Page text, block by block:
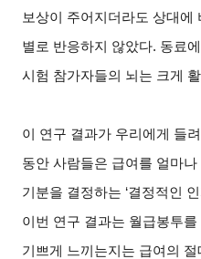
보상이 주어지더라도 상대에
별로 반응하지 않았다. 동료
시험 참가자들의 뇌는 크게
이 연구 결과가 우리에게 들
동안 사람들은 급여를 얼마
기분을 결정하는 ‘결정적인
이번 연구 결과는 월급봉투
기쁘게 느끼는지는 급여의